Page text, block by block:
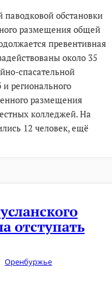
обстановки
размещения общей
превентивная
около 35
спасательной
регионального
размещения
колледжей. На
12 человек, ещё
отступать
Оренбуржье